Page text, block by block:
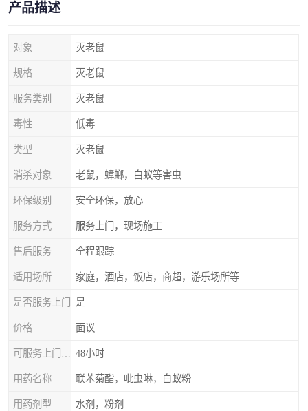
产品描述
对象 灭老鼠
规格 灭老鼠
服务类别 灭老鼠
毒性 低毒
类型 灭老鼠
消杀对象 老鼠，蟑螂，白蚁等害虫
环保级别 安全环保，放心
服务方式 服务上门，现场施工
售后服务 全程跟踪
适用场所 家庭，酒店，饭店，商超，游乐场所等
是否服务上门 是
价格 面议
48小时
用药名称 联苯菊酯，吡虫啉，白蚁粉
用药剂型 水剂，粉剂